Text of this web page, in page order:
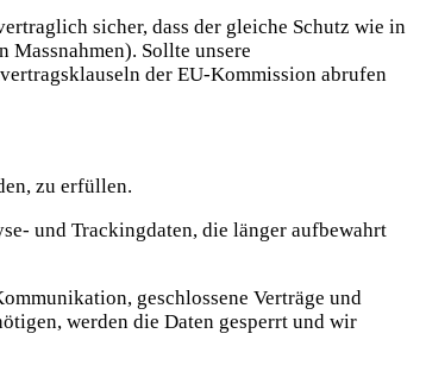
sicher, dass der gleiche Schutz wie in
Massnahmen). Sollte unsere
der EU-Kommission abrufen
zu erfüllen.
und Trackingdaten, die länger aufbewahrt
geschlossene Verträge und
werden die Daten gesperrt und wir